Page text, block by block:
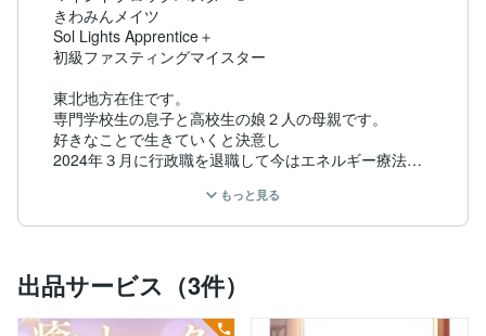
きわみんメイツ
Sol Lights Apprentice＋
初級ファスティングマイスター
東北地方在住です。
専門学校生の息子と高校生の娘２人の母親です。
好きなことで生きていくと決意し
2024年３月に行政職を退職して今はエネルギー療法家
かつてはひとり親おや家庭の親御さんの話を聞いている
耐えている人が多数いることに驚きました。
これは母親だけに限らず、学生であっても父親でも誰に
でもあることだと想像できます。
もっと見る
出品サービス（3件）